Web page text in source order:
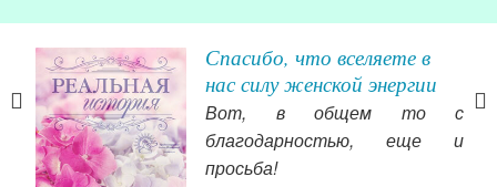
Спасибо, что вселяете в
нас силу женской энергии
Вот, в общем то с
благодарностью, еще и
просьба!